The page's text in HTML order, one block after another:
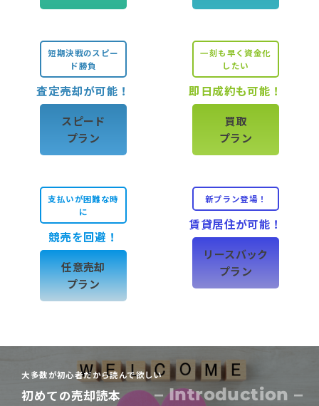
短期決戦のスピー
ド勝負
査定売却が可能！
スピード
プラン
一刻も早く資金化
したい
即日成約も可能！
買取
プラン
支払いが困難な時
に
競売を回避！
任意売却
プラン
新プラン登場！
賃貸居住が可能！
リースバック
プラン
大多数が初心者だから読んで欲しい
初めての売却読本 – Introduction –